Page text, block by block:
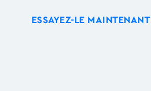
ESSAYEZ-LE MAINTENANT